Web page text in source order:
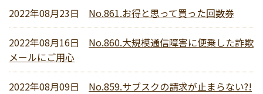
2022年08月23日 No.861.お得と思って買った回数券
2022年08月16日
No.860.大規模通信障害に便乗した詐欺
メールにご用心
2022年08月09日 No.859.サブスクの請求が止まらない?!